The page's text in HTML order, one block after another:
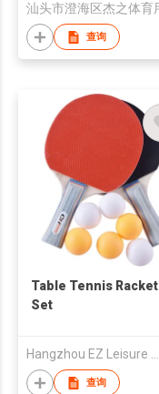
查询
Table Tennis Racket
Set
Hangzhou EZ Leisure Co., Ltd
查询